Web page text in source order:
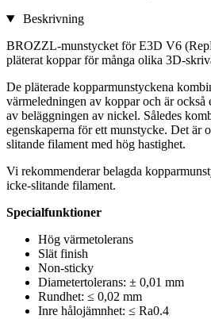
Beskrivning
BROZZL-munstycket för E3D V6
pläterat koppar för många olika 3D-
De pläterade kopparmunstyckena
värmeledningen av koppar och är också
av beläggningen av nickel. Således
egenskaperna för ett munstycke. Det är
slitande filament med hög hastighet.
Vi rekommenderar belagda
icke-slitande filament.
Specialfunktioner
Hög värmetolerans
Slät finish
Non-sticky
Diametertolerans: ± 0,01 mm
Rundhet: ≤ 0,02 mm
Inre hålojämnhet: ≤ Ra0.4